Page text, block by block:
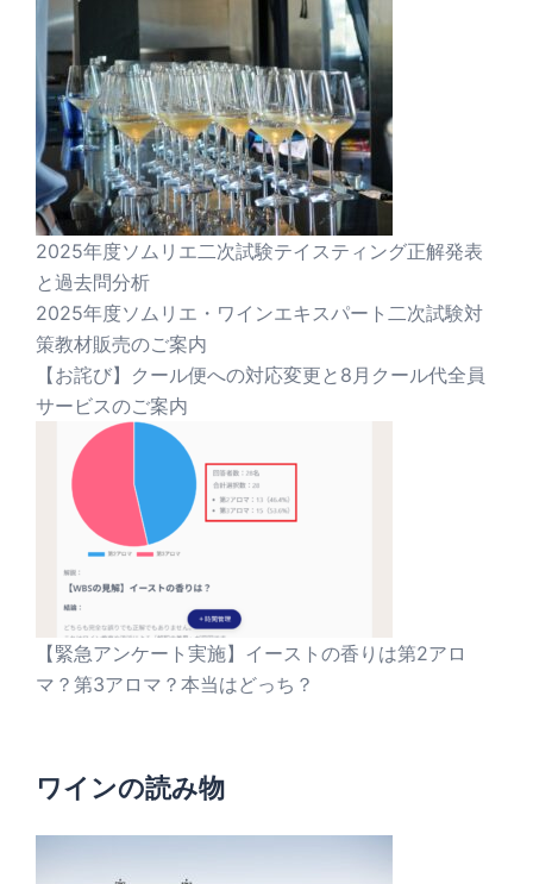
2025年度ソムリエ二次試験テイスティング正解発表
と過去問分析
2025年度ソムリエ・ワインエキスパート二次試験対
策教材販売のご案内
【お詫び】クール便への対応変更と8月クール代全員
サービスのご案内
【緊急アンケート実施】イーストの香りは第2アロ
マ？第3アロマ？本当はどっち？
ワインの読み物